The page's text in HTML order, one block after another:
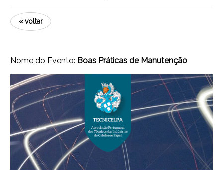
« voltar
Nome do Evento: Boas Práticas de Manutenção